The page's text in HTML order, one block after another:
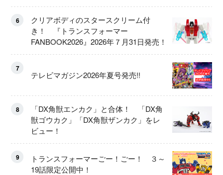
ート！
6
クリアボディのスタースクリーム付
き！ 『トランスフォーマー
FANBOOK2026』2026年７月31日発売！
7
テレビマガジン2026年夏号発売!!
8
「DX角獣エンカク」と合体！ 「DX角
獣ゴウカク」「DX角獣ザンカク」をレ
ビュー！
9
トランスフォーマーごー！ごー！ ３～
19話限定公開中！